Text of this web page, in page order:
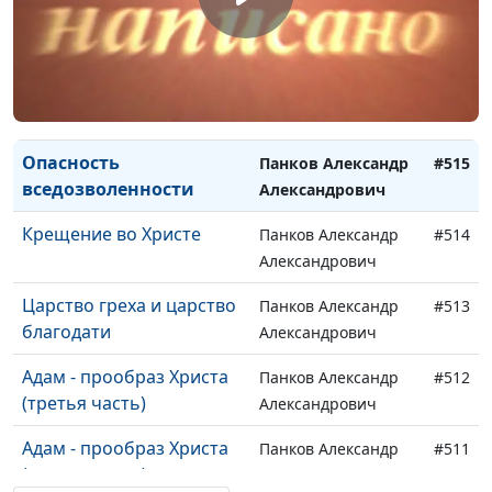
Под благодатью (вторая
часть)
Панков Александр
Александрович
#517
часть)
Александрович
Опасность
вседозволенности
Панков Александр
Александрович
#515
Крещение во Христе
Панков Александр
Александрович
#514
Царство греха и царство
благодати
Панков Александр
Александрович
#513
Адам - прообраз Христа
(третья часть)
Панков Александр
Александрович
#512
Адам - прообраз Христа
(вторая часть)
Панков Александр
#511